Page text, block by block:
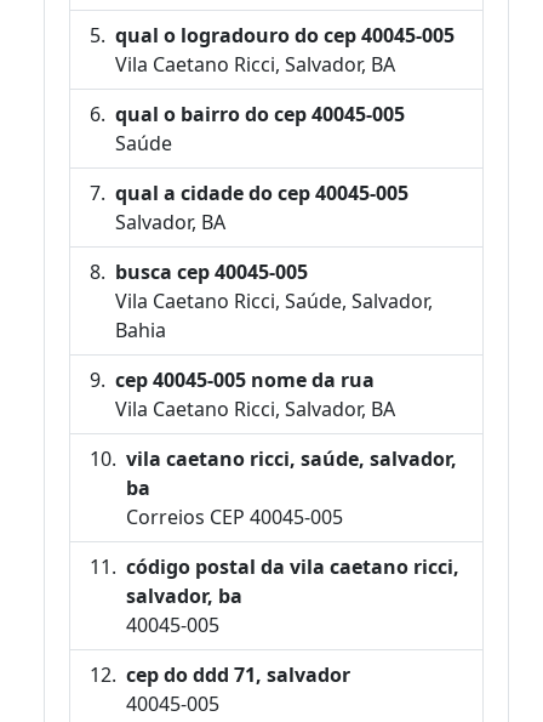
qual o logradouro do cep 40045-005
Vila Caetano Ricci, Salvador, BA
qual o bairro do cep 40045-005
Saúde
qual a cidade do cep 40045-005
Salvador, BA
busca cep 40045-005
Vila Caetano Ricci, Saúde, Salvador,
Bahia
cep 40045-005 nome da rua
Vila Caetano Ricci, Salvador, BA
vila caetano ricci, saúde, salvador,
ba
Correios CEP 40045-005
código postal da vila caetano ricci,
salvador, ba
40045-005
cep do ddd 71, salvador
40045-005